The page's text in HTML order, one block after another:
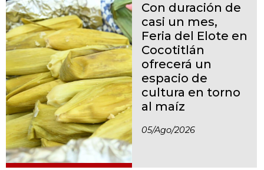
Con duración de
casi un mes,
Feria del Elote en
Cocotitlán
ofrecerá un
espacio de
cultura en torno
al maíz
05/ago/2026